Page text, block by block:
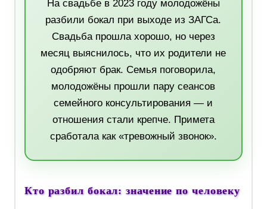
На свадьбе в 2023 году молодожёны
разбили бокал при выходе из ЗАГСа.
Свадьба прошла хорошо, но через
месяц выяснилось, что их родители не
одобряют брак. Семья поговорила,
молодожёны прошли пару сеансов
семейного консультирования — и
отношения стали крепче. Примета
сработала как «тревожный звонок».
Кто разбил бокал: значение по человеку